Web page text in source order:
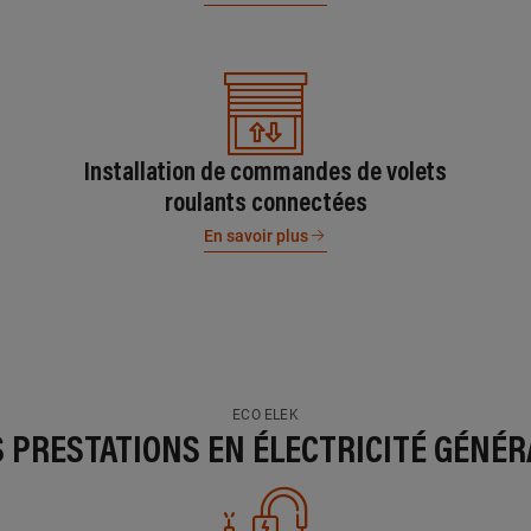
Installation de commandes de volets
roulants connectées
En savoir plus
ECO ELEK
PRESTATIONS EN ÉLECTRICITÉ